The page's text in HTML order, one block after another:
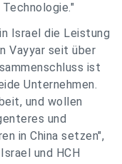
Israel die Leistung
Vayyar seit über
ist
Unternehmen.
und wollen
und
in China setzen",
und HCH